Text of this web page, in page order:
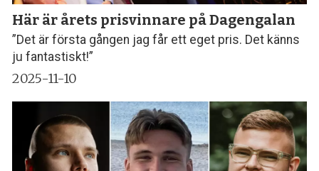
Här är årets prisvinnare på Dagengalan
”Det är första gången jag får ett eget pris. Det känns
ju fantastiskt!”
2025-11-10